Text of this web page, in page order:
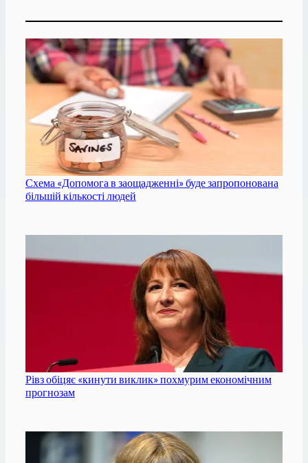
Схема «Допомога в заощадженні» буде запропонована
більшій кількості людей
Рівз обіцяє «кинути виклик» похмурим економічним
прогнозам